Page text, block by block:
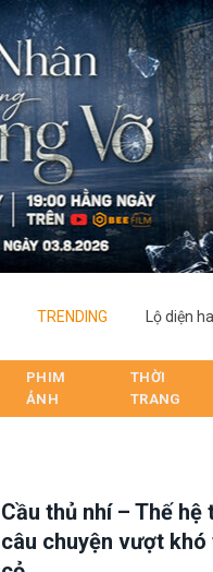
TRENDING
PHIM
ẢNH
THỜI
TRANG
Cầu thủ nhí – Thế
câu chuyện vượt